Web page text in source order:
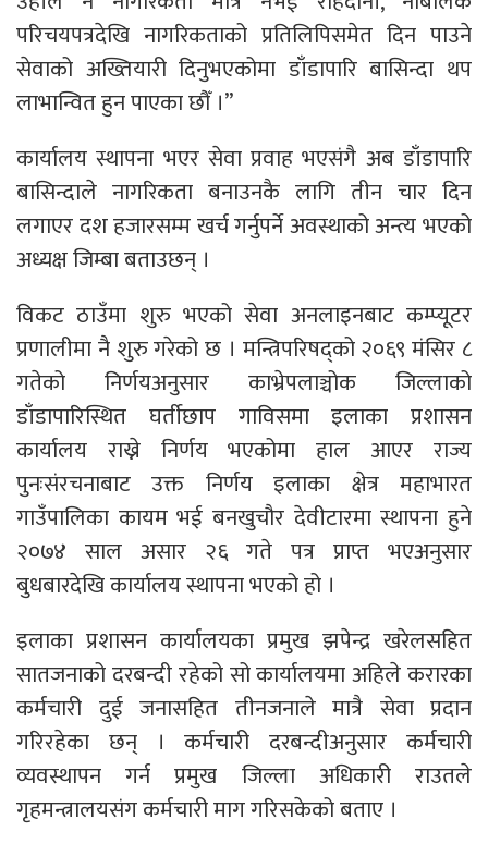
परिचयपत्रदेखि नागरिकताको प्रतिलिपिसमेत दिन पाउने
सेवाको अख्तियारी दिनुभएकोमा डाँडापारि बासिन्दा थप
लाभान्वित हुन पाएका छौँ ।”
कार्यालय स्थापना भएर सेवा प्रवाह भएसंगै अब डाँडापारि
बासिन्दाले नागरिकता बनाउनकै लागि तीन चार दिन
लगाएर दश हजारसम्म खर्च गर्नुपर्ने अवस्थाको अन्त्य भएको
अध्यक्ष जिम्बा बताउछन् ।
विकट ठाउँमा शुरु भएको सेवा अनलाइनबाट कम्प्यूटर
प्रणालीमा नै शुरु गरेको छ । मन्त्रिपरिषद्को २०६९ मंसिर ८
गतेको निर्णयअनुसार काभ्रेपलाञ्चोक जिल्लाको
डाँडापारिस्थित घर्तीछाप गाविसमा इलाका प्रशासन
कार्यालय राख्ने निर्णय भएकोमा हाल आएर राज्य
पुनःसंरचनाबाट उक्त निर्णय इलाका क्षेत्र महाभारत
गाउँपालिका कायम भई बनखुचौर देवीटारमा स्थापना हुने
२०७४ साल असार २६ गते पत्र प्राप्त भएअनुसार
बुधबारदेखि कार्यालय स्थापना भएको हो ।
इलाका प्रशासन कार्यालयका प्रमुख झपेन्द्र खरेलसहित
सातजनाको दरबन्दी रहेको सो कार्यालयमा अहिले करारका
कर्मचारी दुई जनासहित तीनजनाले मात्रै सेवा प्रदान
गरिरहेका छन् । कर्मचारी दरबन्दीअनुसार कर्मचारी
व्यवस्थापन गर्न प्रमुख जिल्ला अधिकारी राउतले
गृहमन्त्रालयसंग कर्मचारी माग गरिसकेको बताए ।